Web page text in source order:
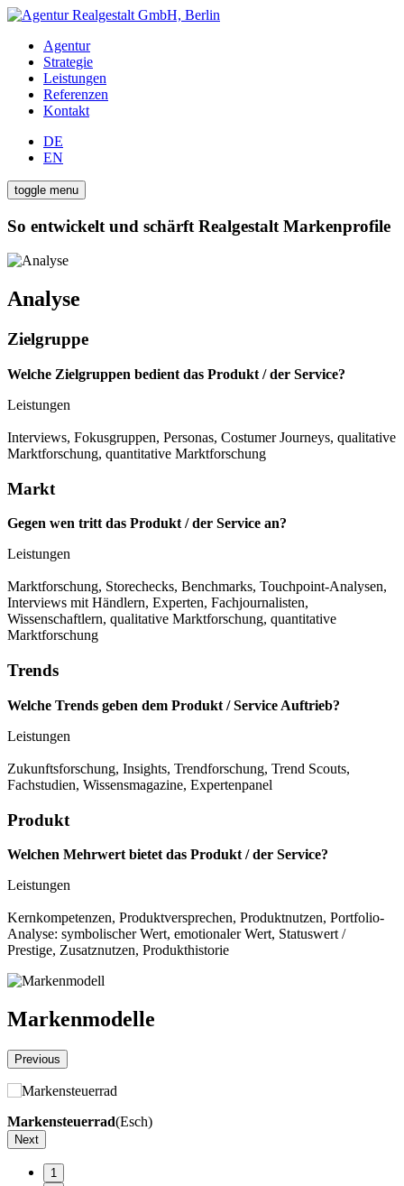
Agentur
Strategie
Leistungen
Referenzen
Kontakt
DE
EN
toggle menu
So entwickelt und schärft Realgestalt Markenprofile
Analyse
Zielgruppe
Welche Zielgruppen bedient das Produkt / der Service?
Leistungen
Interviews, Fokusgruppen, Personas, Costumer Journeys, qualitative
Marktforschung, quantitative Marktforschung
Markt
Gegen wen tritt das Produkt / der Service an?
Leistungen
Marktforschung, Storechecks, Benchmarks, Touchpoint-Analysen,
Interviews mit Händlern, Experten, Fachjournalisten,
Wissenschaftlern, qualitative Marktforschung, quantitative
Marktforschung
Trends
Welche Trends geben dem Produkt / Service Auftrieb?
Leistungen
Zukunftsforschung, Insights, Trendforschung, Trend Scouts,
Fachstudien, Wissensmagazine, Expertenpanel
Produkt
Welchen Mehrwert bietet das Produkt / der Service?
Leistungen
Kernkompetenzen, Produktversprechen, Produktnutzen, Portfolio-
Analyse: symbolischer Wert, emotionaler Wert, Statuswert /
Prestige, Zusatznutzen, Produkthistorie
Markenmodelle
Previous
Markensteuerrad(Esch)
Next
1